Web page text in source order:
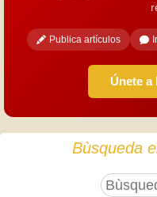
Publica artículos
Únete
Bùsqueda